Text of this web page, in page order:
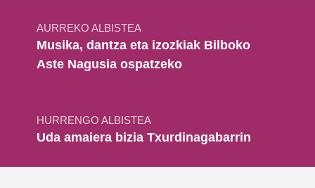
AURREKO ALBISTEA
Musika, dantza eta izozkiak Bilboko
Aste Nagusia ospatzeko
HURRENGO ALBISTEA
Uda amaiera bizia Txurdinagabarrin